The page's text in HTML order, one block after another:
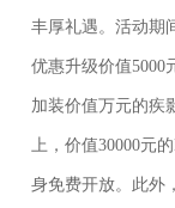
丰厚礼遇。活动期
优惠升级价值5000
加装价值万元的疾
上，价值30000元
身免费开放。此外